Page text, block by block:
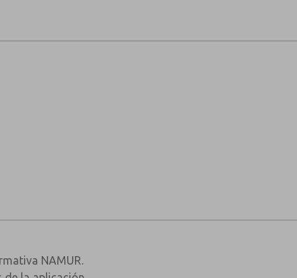
NAMUR.